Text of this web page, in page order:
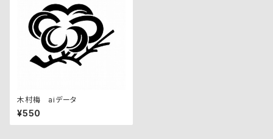
木村梅 aiデータ
¥550